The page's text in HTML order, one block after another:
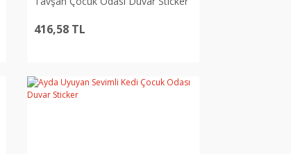
416,58 TL